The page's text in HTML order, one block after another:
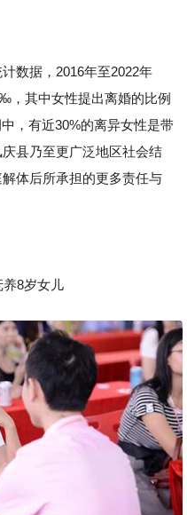
数据，2016年至2022年
，其中女性提出离婚的比例
，有近30%的离异女性是带
县乃至更广泛地区社会结
体后所承担的更多责任与
8岁女儿